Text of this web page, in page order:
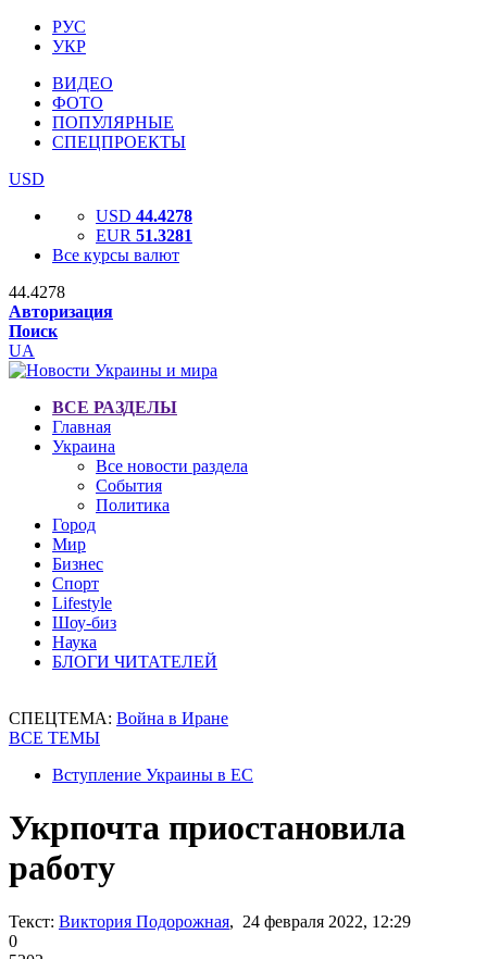
РУС
УКР
ВИДЕО
ФОТО
ПОПУЛЯРНЫЕ
СПЕЦПРОЕКТЫ
USD
USD 44.4278
EUR 51.3281
Все курсы валют
44.4278
Авторизация
Поиск
UA
ВСЕ РАЗДЕЛЫ
Главная
Украина
Все новости раздела
События
Политика
Город
Мир
Бизнес
Спорт
Lifestyle
Шоу-биз
Наука
БЛОГИ ЧИТАТЕЛЕЙ
СПЕЦТЕМА: Война в Иране
ВСЕ ТЕМЫ
Вступление Украины в ЕС
Укрпочта приостановила
работу
Текст: Виктория Подорожная, 24 февраля 2022, 12:29
0